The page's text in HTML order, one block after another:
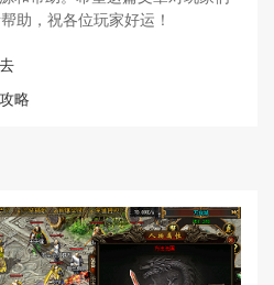
助，祝各位玩家好运！
略